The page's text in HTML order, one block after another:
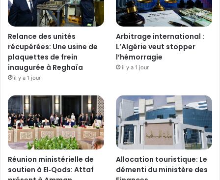
Relance des unités
récupérées: Une usine de
plaquettes de frein
inaugurée à Reghaïa
il y a 1 jour
Arbitrage international :
L’Algérie veut stopper
l’hémorragie
il y a 1 jour
Réunion ministérielle de
soutien à El‑Qods: Attaf
Allocation touristique: Le
démenti du ministère des